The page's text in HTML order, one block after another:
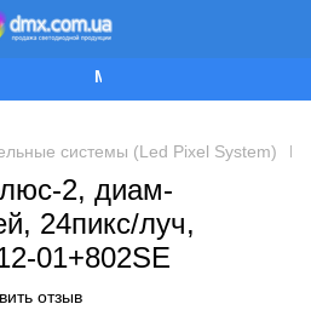
Мы работаем!
системы (Led Pixel System)
2, диам-
24пикс/луч,
01+802SE
отзыв